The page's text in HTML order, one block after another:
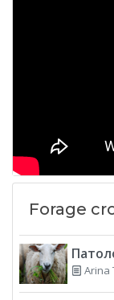
Forage
Arina